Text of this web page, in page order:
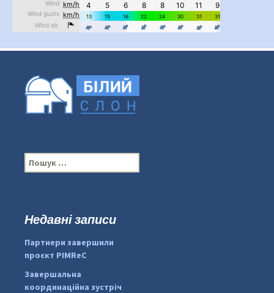
#PipIvanToday
pimrec_project
П
о
:Недавні записи
Партнери завершили
проєкт PIMReC
Завершальна
координаційна зустріч